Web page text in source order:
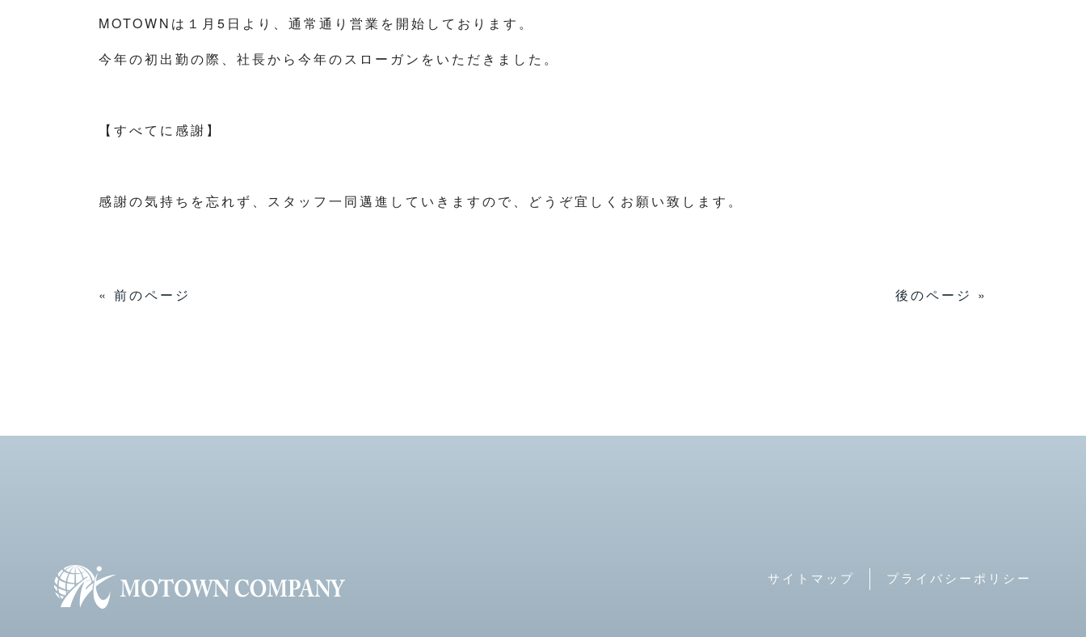
MOTOWNは１月5日より、通常通り営業を開始しております。
今年の初出勤の際、社長から今年のスローガンをいただきました。
【すべてに感謝】
感謝の気持ちを忘れず、スタッフ一同邁進していきますので、どうぞ宜しくお願い致します。
« 前のページ 後のページ »
サイトマップ プライバシーポリシー